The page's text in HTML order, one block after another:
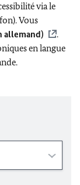
via le
Vous
allemand)
.
en langue